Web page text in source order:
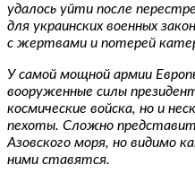
удалось уйти после
для украинских военных
с жертвами и потерей
У самой мощной армии
вооруженные силы
космические войска, но и
пехоты. Сложно
Азовского моря, но видимо
ними ставятся.